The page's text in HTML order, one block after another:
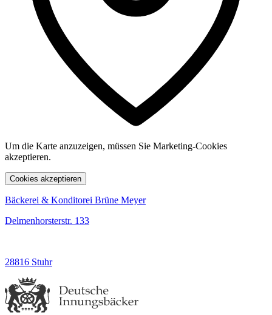
Um die Karte anzuzeigen, müssen Sie Marketing-Cookies
akzeptieren.
Cookies akzeptieren
Bäckerei & Konditorei Brüne Meyer
Delmenhorsterstr. 133
28816 Stuhr